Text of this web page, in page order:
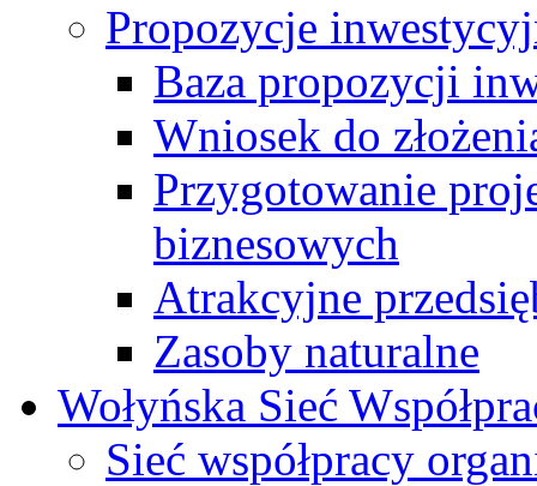
Propozycje
Baza propozycji
Wniosek do
Przygotowanie
biznesowych
Atrakcyjne
Zasoby naturalne
Wołyńska Sieć
Sieć współpracy